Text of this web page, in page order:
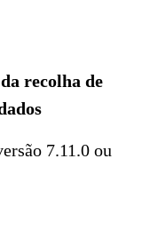
recolha de
7.11.0 ou